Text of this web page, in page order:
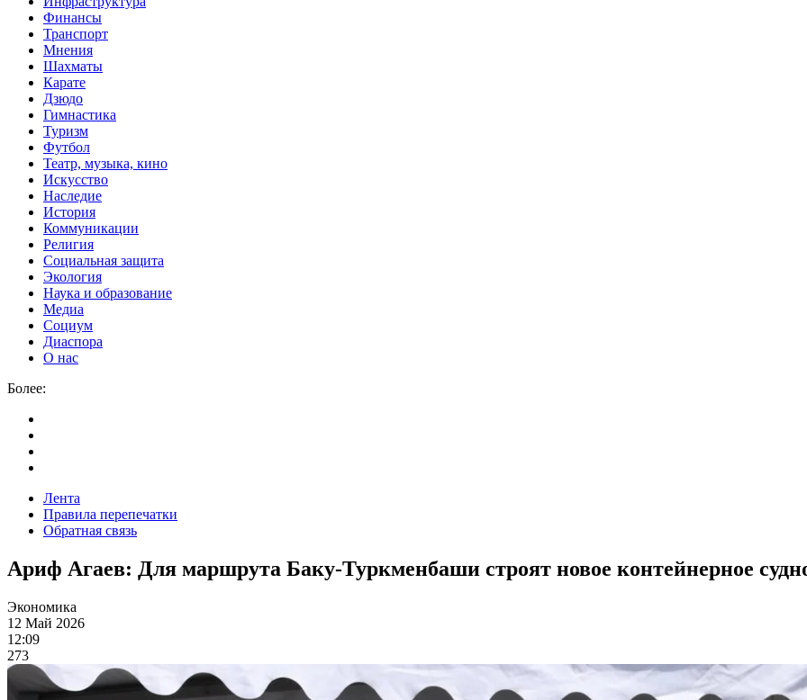
Финансы
Транспорт
Мнения
Шахматы
Карате
Дзюдо
Гимнастика
Туризм
Футбол
Театр, музыка, кино
Искусство
Наследие
История
Коммуникации
Религия
Социальная защита
Экология
Наука и образование
Медиа
Социум
Диаспора
О нас
Более:
Лента
Правила перепечатки
Обратная связь
Ариф Агаев: Для маршрута Баку-Туркменбаши строят новое контейнерное
Экономика
12 Май 2026
12:09
273